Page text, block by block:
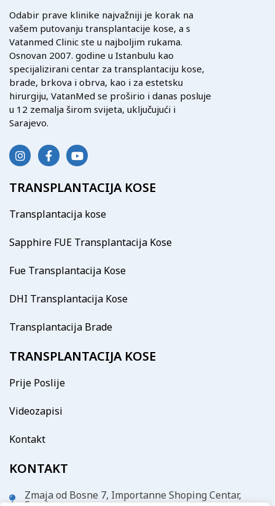
Odabir prave klinike najvažniji je korak na
vašem putovanju transplantacije kose, a s
Vatanmed Clinic ste u najboljim rukama.
Osnovan 2007. godine u Istanbulu kao
specijalizirani centar za transplantaciju kose,
brade, brkova i obrva, kao i za estetsku
hirurgiju, VatanMed se proširio i danas posluje
u 12 zemalja širom svijeta, uključujući i
Sarajevo.
TRANSPLANTACIJA KOSE
Transplantacija kose
Sapphire FUE Transplantacija Kose
Fue Transplantacija Kose
DHI Transplantacija Kose
Transplantacija Brade
TRANSPLANTACIJA KOSE
Prije Poslije
Videozapisi
Kontakt
KONTAKT
Zmaja od Bosne 7, Importanne Shoping Centar,